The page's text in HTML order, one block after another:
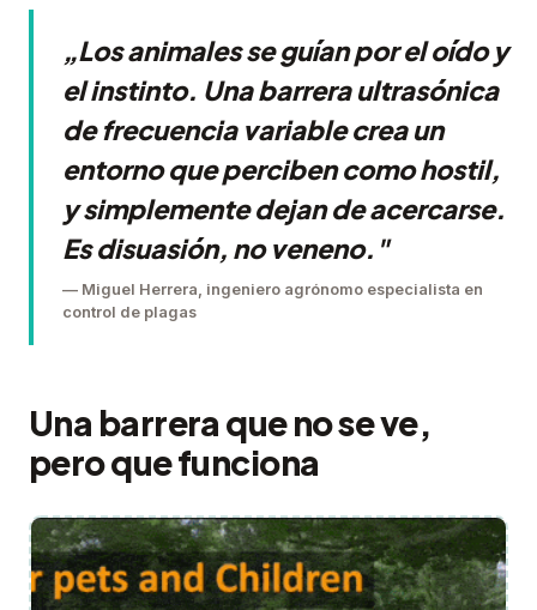
„Los animales se guían por el oído y
el instinto. Una barrera ultrasónica
de frecuencia variable crea un
entorno que perciben como hostil,
y simplemente dejan de acercarse.
Es disuasión, no veneno."
— Miguel Herrera, ingeniero agrónomo especialista en
control de plagas
Una barrera que no se ve,
pero que funciona